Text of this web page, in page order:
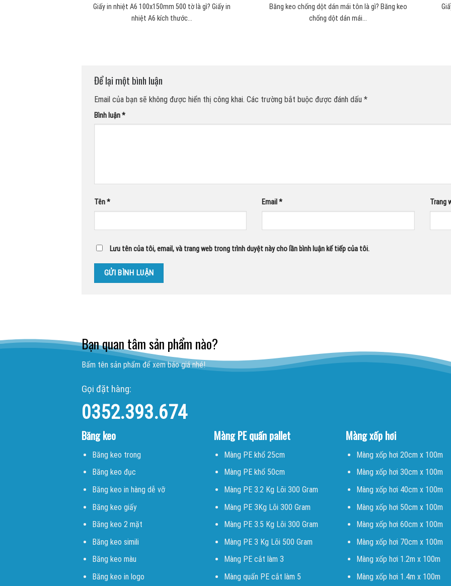
Giấy in nhiệt A6 100x150mm 500 tờ là gì? Giấy in
nhiệt A6 kích thước...
Băng keo chống dột dán mái tôn là gì? Băng keo
chống dột dán mái...
Để lại một bình luận
Email của bạn sẽ không được hiển thị công khai. Các trường bắt buộc được đánh dấu *
Bình luận*
Tên* Email* Trang
Lưu tên của tôi, email, và trang web trong trình duyệt này cho lần bình luận kế tiếp của tôi.
Bạn quan tâm sản phẩm nào?
Bấm tên sản phẩm để xem báo giá nhé!
Gọi đặt hàng:
0352.393.674
Băng keo
Băng keo trong
Băng keo đục
Băng keo in hàng dễ vỡ
Băng keo giấy
Băng keo 2 mặt
Băng keo simili
Băng keo màu
Băng keo in logo
Màng PE quấn pallet
Màng PE khổ 25cm
Màng PE khổ 50cm
Màng PE 3.2 Kg Lõi 300 Gram
Màng PE 3Kg Lõi 300 Gram
Màng PE 3.5 Kg Lõi 300 Gram
Màng PE 3 Kg Lõi 500 Gram
Màng PE cắt làm 3
Màng quấn PE cắt làm 5
Màng xốp hơi
Màng xốp hơi 20cm x 100m
Màng xốp hơi 30cm x 100m
Màng xốp hơi 40cm x 100m
Màng xốp hơi 50cm x 100m
Màng xốp hơi 60cm x 100m
Màng xốp hơi 70cm x 100m
Màng xốp hơi 1.2m x 100m
Màng xốp hơi 1.4m x 100m